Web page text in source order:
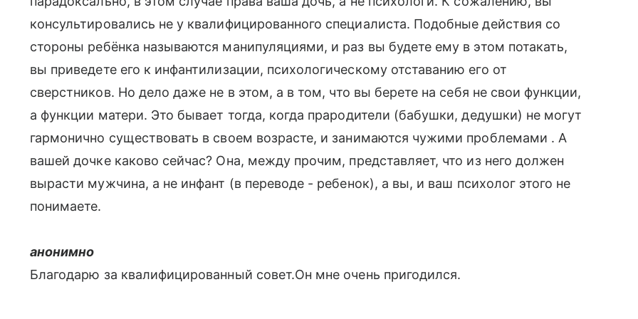
консультировались не у квалифицированного специалиста. Подобные действия со
стороны ребёнка называются манипуляциями, и раз вы будете ему в этом потакать,
вы приведете его к инфантилизации, психологическому отставанию его от
сверстников. Но дело даже не в этом, а в том, что вы берете на себя не свои функции,
а функции матери. Это бывает тогда, когда прародители (бабушки, дедушки) не могут
гармонично существовать в своем возрасте, и занимаются чужими проблемами . А
вашей дочке каково сейчас? Она, между прочим, представляет, что из него должен
вырасти мужчина, а не инфант (в переводе - ребенок), а вы, и ваш психолог этого не
понимаете.
анонимно
Благодарю за квалифицированный совет.Он мне очень пригодился.